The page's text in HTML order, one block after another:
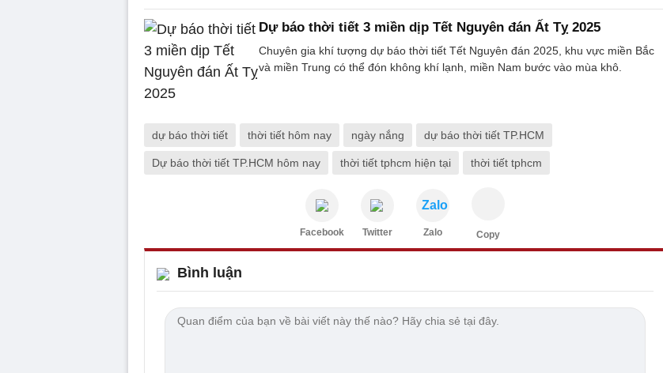
Dự báo thời tiết 3 miền dịp Tết Nguyên đán Ất Tỵ 2025
Chuyên gia khí tượng dự báo thời tiết Tết Nguyên đán 2025, khu vực miền Bắc
và miền Trung có thể đón không khí lạnh, miền Nam bước vào mùa khô.
dự báo thời tiết thời tiết hôm nay ngày nắng dự báo thời tiết TP.HCM
Dự báo thời tiết TP.HCM hôm nay thời tiết tphcm hiện tại thời tiết tphcm
Facebook Twitter
Zalo
Zalo Copy
Bình luận